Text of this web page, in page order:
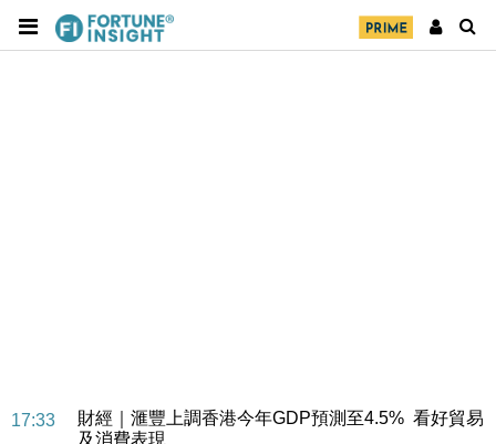
17:33
財經｜滙豐上調香港今年GDP預測至4.5% 看好貿易
及消費表現